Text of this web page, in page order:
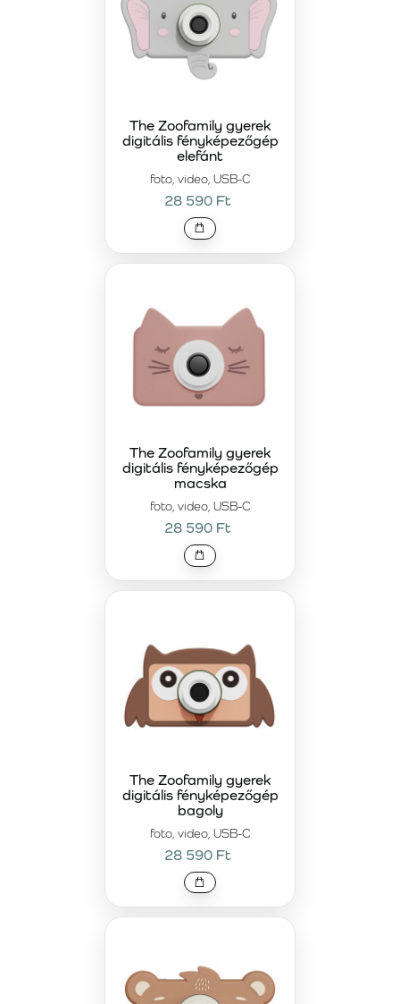
foto, video, USB-C
The Zoofamily gyerek
digitális fényképezőgép
elefánt
28 590 Ft
foto, video, USB-C
The Zoofamily gyerek
digitális fényképezőgép
macska
28 590 Ft
foto, video, USB-C
The Zoofamily gyerek
digitális fényképezőgép
bagoly
28 590 Ft